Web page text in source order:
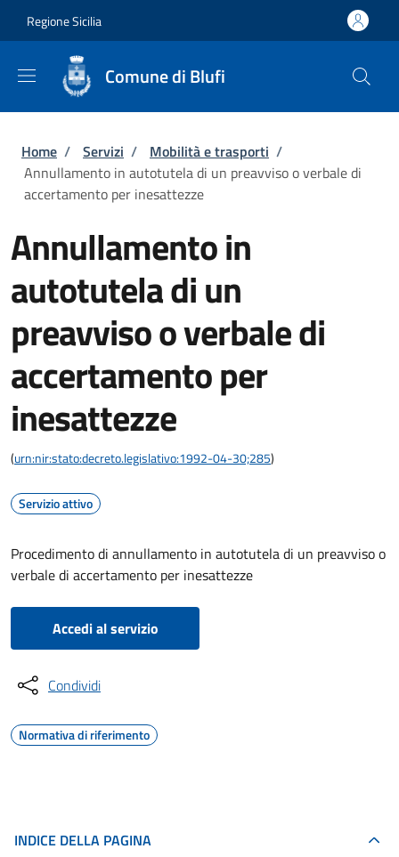
Regione Sicilia
Comune di Blufi
Briciole di pane
Home / Servizi / Mobilità e trasporti /
Annullamento in autotutela di un preavviso o verbale di
accertamento per inesattezze
Annullamento in
autotutela di un
preavviso o verbale di
accertamento per
inesattezze
(urn:nir:stato:decreto.legislativo:1992-04-30;285)
Servizio attivo
Procedimento di annullamento in autotutela di un preavviso o
verbale di accertamento per inesattezze
Accedi al servizio
Condividi
Normativa di riferimento
INDICE DELLA PAGINA